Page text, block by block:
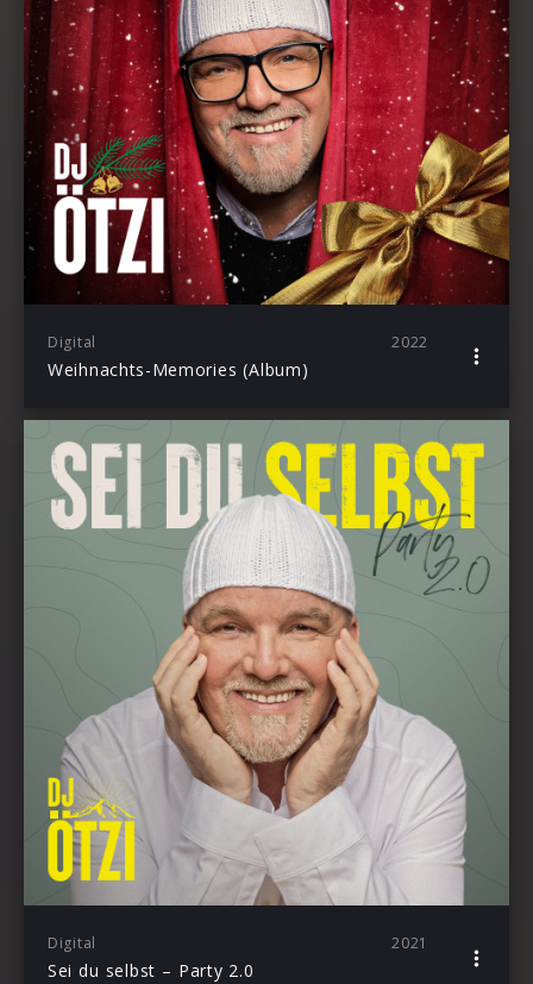
Digital 2022
Weihnachts-Memories (Album)
Digital 2021
Sei du selbst – Party 2.0